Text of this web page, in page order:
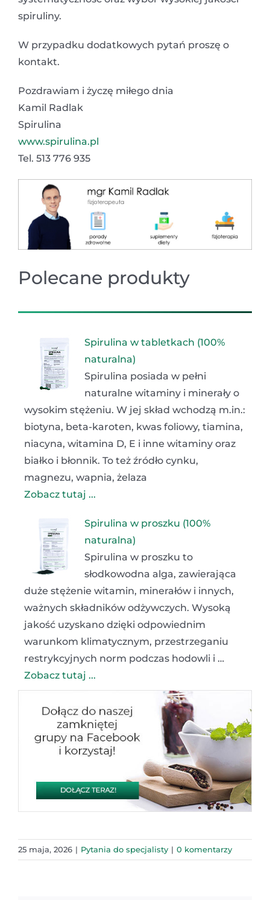
spiruliny.
W przypadku dodatkowych pytań proszę o
kontakt.
Pozdrawiam i życzę miłego dnia
Kamil Radlak
Spirulina
www.spirulina.pl
Tel. 513 776 935
Polecane produkty
Spirulina w tabletkach (100%
naturalna)
Spirulina posiada w pełni
naturalne witaminy i minerały o
wysokim stężeniu. W jej skład wchodzą m.in.:
biotyna, beta-karoten, kwas foliowy, tiamina,
niacyna, witamina D, E i inne witaminy oraz
białko i błonnik. To też źródło cynku,
magnezu, wapnia, żelaza
Zobacz tutaj ...
Spirulina w proszku (100%
naturalna)
Spirulina w proszku to
słodkowodna alga, zawierająca
duże stężenie witamin, minerałów i innych,
ważnych składników odżywczych. Wysoką
jakość uzyskano dzięki odpowiednim
warunkom klimatycznym, przestrzeganiu
restrykcyjnych norm podczas hodowli i …
Zobacz tutaj ...
25 maja, 2026 | Pytania do specjalisty | 0 komentarzy